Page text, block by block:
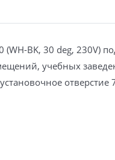
(WH-BK, 30 deg,
учебных